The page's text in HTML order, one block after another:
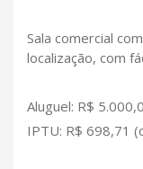
Sala comercial
localização, com
Aluguel: R$
IPTU: R$ 698,71